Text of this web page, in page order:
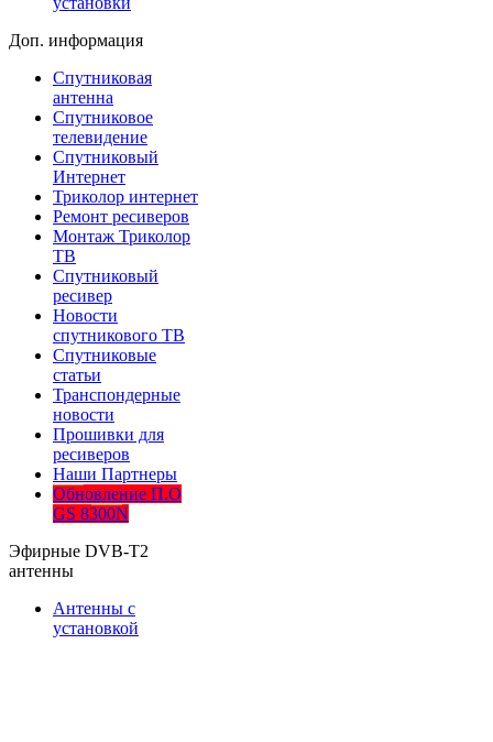
Доп. информация
Спутниковая
антенна
Спутниковое
телевидение
Спутниковый
Интернет
Триколор интернет
Ремонт ресиверов
Монтаж Триколор
ТВ
Спутниковый
ресивер
Новости
спутникового ТВ
Спутниковые
статьи
Транспондерные
новости
Прошивки для
ресиверов
Наши Партнеры
Обновление П.О
GS 8300N
Эфирные DVB-T2
антенны
Антенны с
установкой